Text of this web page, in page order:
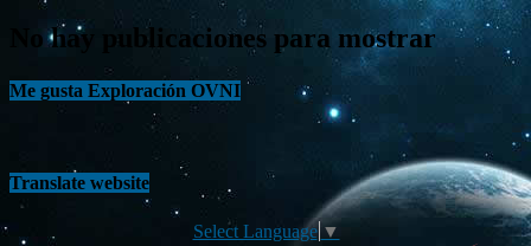
No hay publicaciones para mostrar
Me gusta Exploración OVNI
Translate website
Select Language ▼